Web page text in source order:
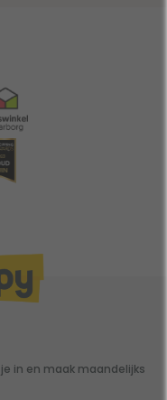
in en maak maandelijks